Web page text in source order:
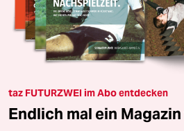
taz FUTURZWEI im Abo entdecken
Endlich mal ein